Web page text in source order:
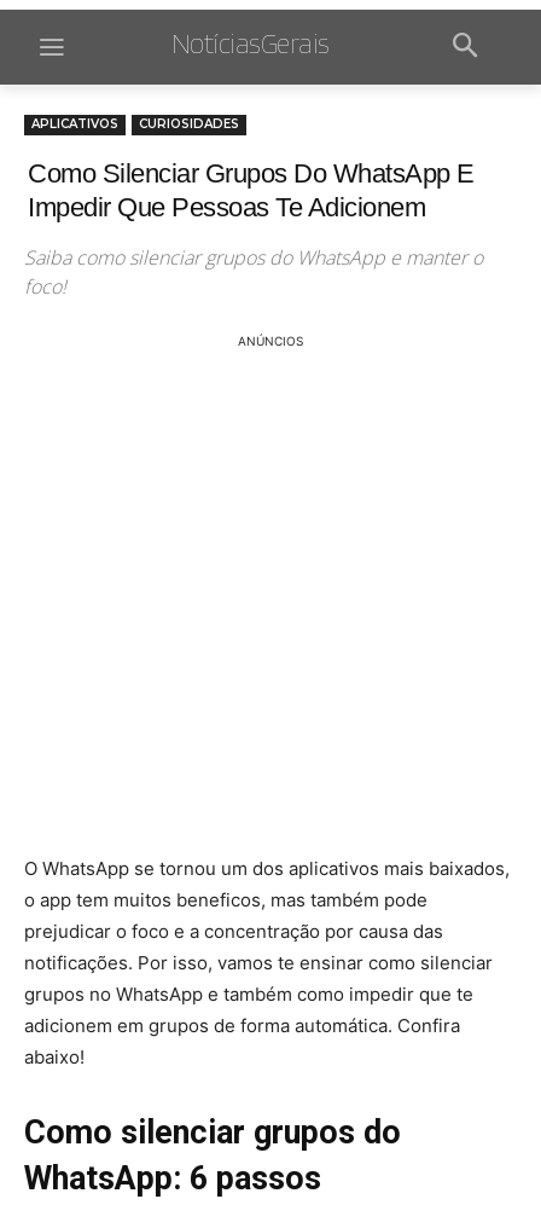
NotíciasGerais
APLICATIVOS CURIOSIDADES
Como Silenciar Grupos Do WhatsApp E
Impedir Que Pessoas Te Adicionem
Saiba como silenciar grupos do WhatsApp e manter o
foco!
ANÚNCIOS
O WhatsApp se tornou um dos aplicativos mais baixados,
o app tem muitos beneficos, mas também pode
prejudicar o foco e a concentração por causa das
notificações. Por isso, vamos te ensinar como silenciar
grupos no WhatsApp e também como impedir que te
adicionem em grupos de forma automática. Confira
abaixo!
Como silenciar grupos do
WhatsApp: 6 passos